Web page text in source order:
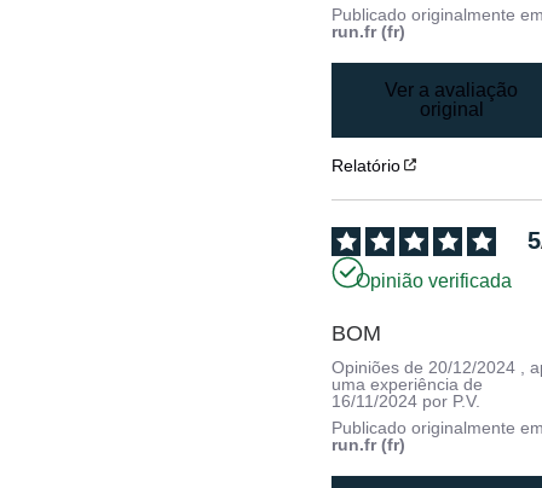
Publicado originalmente
run.fr (fr)
Ver a avaliação
original
Relatório
5
Opinião verificada
BOM
Opiniões de 20/12/2024
,
uma experiência de
16/11/2024 por P.V.
Publicado originalmente
run.fr (fr)